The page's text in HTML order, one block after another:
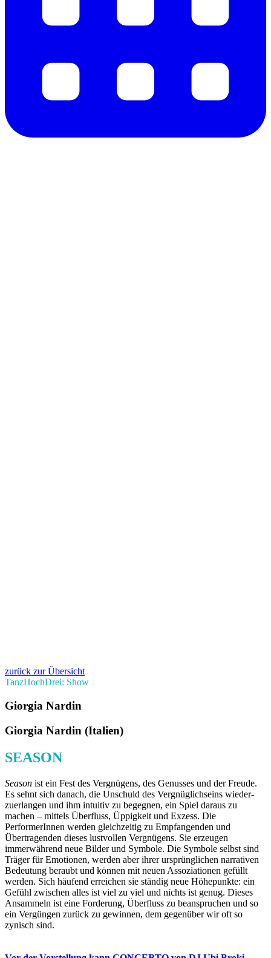
zurück zur Übersicht
TanzHochDrei: Show
Giorgia Nardin
Giorgia Nardin (Italien)
SEASON
Season ist ein Fest des Vergnügens, des Genusses und der Freude.
Es sehnt sich danach, die Unschuld des Vergnüglichseins wieder-
zuerlangen und ihm intuitiv zu begegnen, ein Spiel daraus zu
machen – mittels Überfluss, Üppigkeit und Exzess. Die
PerformerInnen werden gleichzeitig zu Empfangenden und
Übertragenden dieses lustvollen Vergnügens. Sie erzeugen
immerwährend neue Bilder und Symbole. Die Symbole selbst sind
Träger für Emotionen, werden aber ihrer ursprünglichen narrativen
Bedeutung beraubt und können mit neuen Assoziationen gefüllt
werden. Sich häufend erreichen sie ständig neue Höhepunkte: ein
Gefühl zwischen alles ist viel zu viel und nichts ist genug. Dieses
Ansammeln ist eine Forderung, Überfluss zu beanspruchen und so
ein Vergüngen zurück zu gewinnen, dem gegenüber wir oft so
zynisch sind.